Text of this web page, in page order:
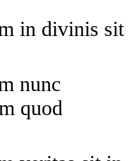
in divinis sit
nunc
quod